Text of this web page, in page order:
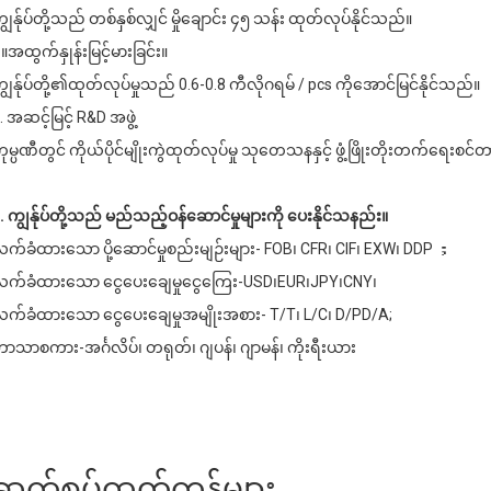
န်ုပ်တို့သည် တစ်နှစ်လျှင် မှိုချောင်း ၄၅ သန်း ထုတ်လုပ်နိုင်သည်။
အထွက်နှုန်းမြင့်မားခြင်း။
ျွန်ုပ်တို့၏ထုတ်လုပ်မှုသည် 0.6-0.8 ကီလိုဂရမ် / pcs ကိုအောင်မြင်နိုင်သည်။
အဆင့်မြင့် R&D အဖွဲ့
မ္ပဏီတွင် ကိုယ်ပိုင်မျိုးကွဲထုတ်လုပ်မှု သုတေသနနှင့် ဖွံ့ဖြိုးတိုးတက်ရေးစင်
ကျွန်ုပ်တို့သည် မည်သည့်ဝန်ဆောင်မှုများကို ပေးနိုင်သနည်း။
ခံထားသော ပို့ဆောင်မှုစည်းမျဉ်းများ- FOB၊ CFR၊ CIF၊ EXW၊ DDP ；
ခံထားသော ငွေပေးချေမှုငွေကြေး-USD၊EUR၊JPY၊CNY၊
ခံထားသော ငွေပေးချေမှုအမျိုးအစား- T/T၊ L/C၊ D/PD/A;
သာစကား-အင်္ဂလိပ်၊ တရုတ်၊ ဂျပန်၊ ဂျာမန်၊ ကိုးရီးယား